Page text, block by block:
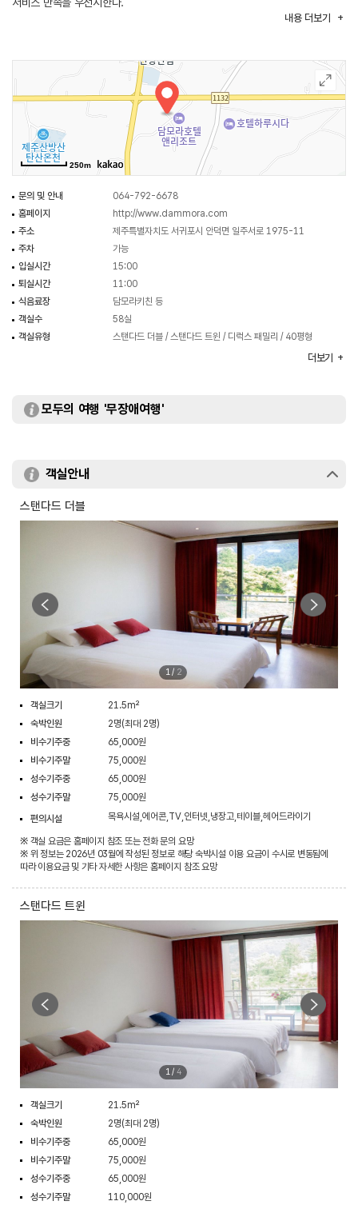
호텔동의 더블, 트윈, 디럭스패밀리 객실과 리조트동의 객실로 구분되어 있어
담모라호텔리조트의 시그니처인 야외 풀장은 밤에는 별하늘을 한눈에 담을 수
있고, 낮에는 산방산과 한라산의 푸름을 만끽할 수 있는 곳이다. 건물 곳곳에
벽화로 쓰인 캘리그래피를 감상하며 여행 일정 중 소소한 재미도 느낄 수 있다.
담모라는 섬나라라는 뜻의 제주도를 의미한다. 용머리해안 인근에 위치하고
있어 제주의 자연 속 낭만과 여유를 느낄 수 있다. 담모라 정육식당에서
제주흑돼지삼겹살 김찌찌개를, 담모라 면가에서 보말칼국수, 전복칼국수,
옛날돈까스를 넉넉하게 맛볼 수 있다. 담모라 카페에서 시작하는 모닝커피와
화순금모래해수욕장, 오설록이 근거리에 있으며, 금오오름 정상에서의
자연풍광은 지친 일상의 피로를 한 번에 날려 보낼 수 있다. 방파제 낚시,
용머리해안, 마라도, 가파도 여행 등을 가까이서 즐길 수 있다.
내용 더보기
250m
문의 및 안내
064-792-6678
홈페이지
http://www.dammora.com
주소
제주특별자치도 서귀포시 안덕면 일주서로 1975-11
주차
가능
입실시간
15:00
퇴실시간
11:00
식음료장
담모라키친 등
객실수
58실
객실유형
스탠다드 더블 / 스탠다드 트윈 / 디럭스 패밀리 / 40평형
더보기
모두의 여행 '무장애여행'
객실안내
스탠다드 더블
1/ 2
객실크기
21.5m²
숙박인원
2명(최대 2명)
비수기주중
65,000원
비수기주말
75,000원
성수기주중
65,000원
성수기주말
75,000원
편의시설
목욕시설,에어콘,TV,인터넷,냉장고,테이블,헤어드라이기
※ 객실 요금은 홈페이지 참조 또는 전화 문의 요망
※ 위 정보는 2026년 03월에 작성된 정보로 해당 숙박시설 이용 요금이 수시로 변동됨에
따라 이용요금 및 기타 자세한 사항은 홈페이지 참조 요망
스탠다드 트윈
1/ 4
객실크기
21.5m²
숙박인원
2명(최대 2명)
비수기주중
65,000원
비수기주말
75,000원
성수기주중
65,000원
성수기주말
110,000원